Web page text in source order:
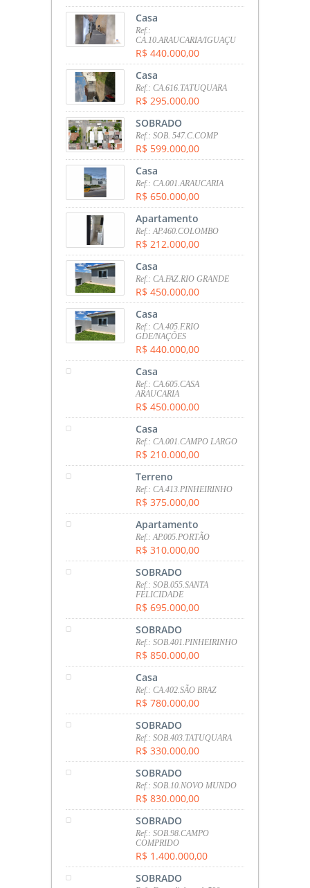
Casa
Ref.:
CA.10.ARAUCARIA/IGUAÇU
R$ 440.000,00
Casa
Ref.: CA.616.TATUQUARA
R$ 295.000,00
SOBRADO
Ref.: SOB. 547.C.COMP
R$ 599.000,00
Casa
Ref.: CA.001.ARAUCARIA
R$ 650.000,00
Apartamento
Ref.: AP.460.COLOMBO
R$ 212.000,00
Casa
Ref.: CA.FAZ.RIO GRANDE
R$ 450.000,00
Casa
Ref.: CA.405.F.RIO
GDE/NAÇÕES
R$ 440.000,00
Casa
Ref.: CA.605.CASA
ARAUCARIA
R$ 450.000,00
Casa
Ref.: CA.001.CAMPO LARGO
R$ 210.000,00
Terreno
Ref.: CA.413.PINHEIRINHO
R$ 375.000,00
Apartamento
Ref.: AP.005.PORTÃO
R$ 310.000,00
SOBRADO
Ref.: SOB.055.SANTA
FELICIDADE
R$ 695.000,00
SOBRADO
Ref.: SOB.401.PINHEIRINHO
R$ 850.000,00
Casa
Ref.: CA.402.SÃO BRAZ
R$ 780.000,00
SOBRADO
Ref.: SOB.403.TATUQUARA
R$ 330.000,00
SOBRADO
Ref.: SOB.10.NOVO MUNDO
R$ 830.000,00
SOBRADO
Ref.: SOB.98.CAMPO
COMPRIDO
R$ 1.400.000,00
SOBRADO